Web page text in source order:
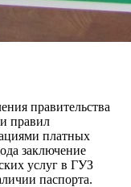
правительства
правил
платных
заключение
услуг в ГУЗ
паспорта.